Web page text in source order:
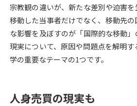
大学で学べる内容や特徴を調べる
新増設大学・学部・学科特集
国際・
集
データサイエンス特集
宗教観の違いが、新たな差別や迫害を
移動した当事者だけでなく、移動先
な影響を及ぼすのが「国際的な移動
現実について、原因や問題点を解明
学の重要なテーマの1つです。
人身売買の現実も